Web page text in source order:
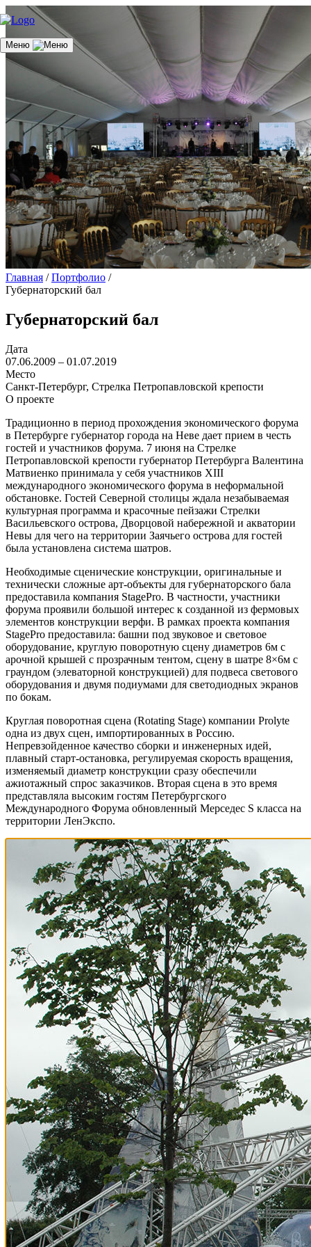
Меню
Главная / Портфолио /
Губернаторский бал
Губернаторский бал
Дата
07.06.2009 – 01.07.2019
Место
Санкт-Петербург, Стрелка Петропавловской крепости
О проекте
Традиционно в период прохождения экономического форума
в Петербурге губернатор города на Неве дает прием в честь
гостей и участников форума. 7 июня на Стрелке
Петропавловской крепости губернатор Петербурга Валентина
Матвиенко принимала у себя участников XIII
международного экономического форума в неформальной
обстановке. Гостей Северной столицы ждала незабываемая
культурная программа и красочные пейзажи Стрелки
Васильевского острова, Дворцовой набережной и акватории
Невы для чего на территории Заячьего острова для гостей
была установлена система шатров.
Необходимые сценические конструкции, оригинальные и
технически сложные арт-объекты для губернаторского бала
предоставила компания StagePro. В частности, участники
форума проявили большой интерес к созданной из фермовых
элементов конструкции верфи. В рамках проекта компания
StagePro предоставила: башни под звуковое и световое
оборудование, круглую поворотную сцену диаметров 6м с
арочной крышей с прозрачным тентом, сцену в шатре 8×6м с
граундом (элеваторной конструкцией) для подвеса светового
оборудования и двумя подиумами для светодиодных экранов
по бокам.
Круглая поворотная сцена (Rotating Stage) компании Prolyte
одна из двух сцен, импортированных в Россию.
Непревзойденное качество сборки и инженерных идей,
плавный старт-остановка, регулируемая скорость вращения,
изменяемый диаметр конструкции сразу обеспечили
ажиотажный спрос заказчиков. Вторая сцена в это время
представляла высоким гостям Петербургского
Международного Форума обновленный Мерседес S класса на
территории ЛенЭкспо.